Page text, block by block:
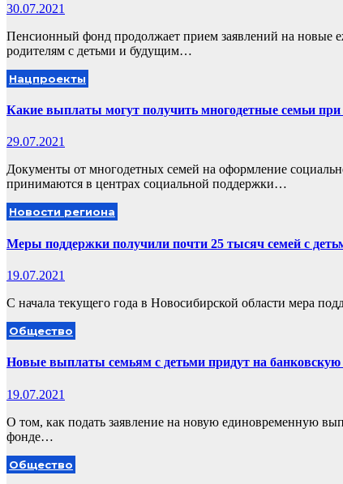
30.07.2021
Пенсионный фонд продолжает прием заявлений на новые
родителям с детьми и будущим…
Нацпроекты
Какие выплаты могут получить многодетные семьи
29.07.2021
Документы от многодетных семей на оформление
принимаются в центрах социальной поддержки…
Новости региона
Меры поддержки получили почти 25 тысяч семей с
19.07.2021
С начала текущего года в Новосибирской области мера
Общество
Новые выплаты семьям с детьми придут на банковскую
19.07.2021
О том, как подать заявление на новую единовременную
фонде…
Общество